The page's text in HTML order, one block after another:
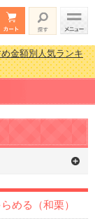
金額別人気ランキ
未満［2000円～
しい景品とは？ 更
める（和栗）